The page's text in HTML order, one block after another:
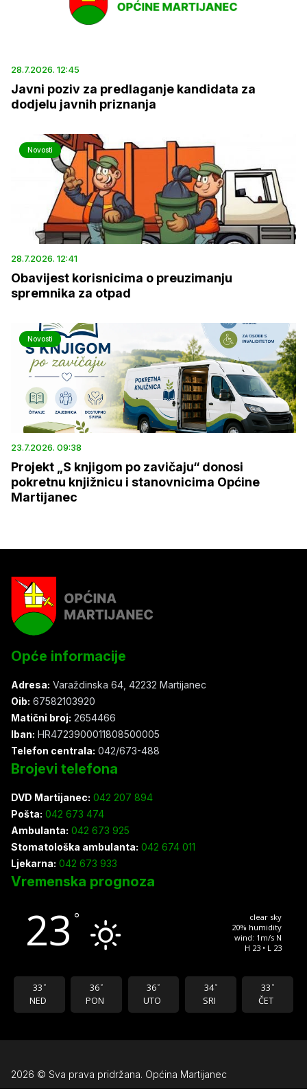
28.7.2026. 12:45
Javni poziv za predlaganje kandidata za
dodjelu javnih priznanja
Novosti
28.7.2026. 12:41
Obavijest korisnicima o preuzimanju
spremnika za otpad
Novosti
23.7.2026. 09:38
Projekt „S knjigom po zavičaju“ donosi
pokretnu knjižnicu i stanovnicima Općine
Martijanec
Opće informacije
Adresa: Varaždinska 64, 42232 Martijanec
Oib: 67582103920
Matični broj: 2654466
Iban: HR4723900011808500005
Telefon centrala: 042/673-488
Brojevi telefona
DVD Martijanec: 042 207 894
Pošta: 042 673 474
Ambulanta: 042 673 925
Stomatološka ambulanta: 042 674 011
Ljekarna: 042 673 933
Vremenska prognoza
23 °
clear sky
20% humidity
wind: 1m/s N
H 23 • L 23
33 °
NED
36 °
PON
36 °
UTO
34 °
SRI
33 °
ČET
2026 © Sva prava pridržana. Općina Martijanec